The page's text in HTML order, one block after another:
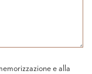
e alla